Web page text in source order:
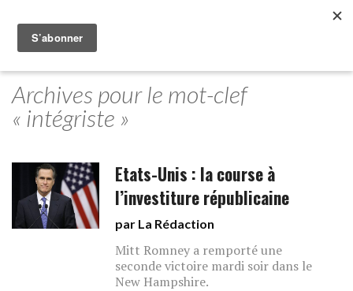
Archives pour le mot-clef
« intégriste »
Etats-Unis : la course à
l’investiture républicaine
par La Rédaction
Mitt Romney a remporté une
seconde victoire mardi soir dans le
New Hampshire.